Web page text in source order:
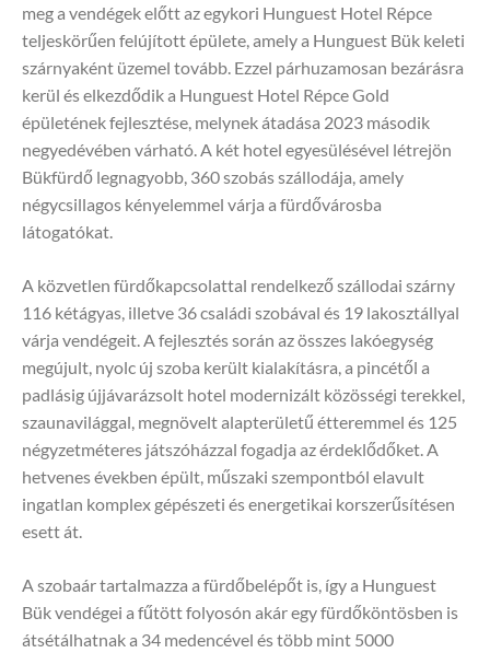
meg a vendégek előtt az egykori Hunguest Hotel Répce
teljeskörűen felújított épülete, amely a Hunguest Bük keleti
szárnyaként üzemel tovább. Ezzel párhuzamosan bezárásra
kerül és elkezdődik a Hunguest Hotel Répce Gold
épületének fejlesztése, melynek átadása 2023 második
negyedévében várható. A két hotel egyesülésével létrejön
Bükfürdő legnagyobb, 360 szobás szállodája, amely
négycsillagos kényelemmel várja a fürdővárosba
látogatókat.
A közvetlen fürdőkapcsolattal rendelkező szállodai szárny
116 kétágyas, illetve 36 családi szobával és 19 lakosztállyal
várja vendégeit. A fejlesztés során az összes lakóegység
megújult, nyolc új szoba került kialakításra, a pincétől a
padlásig újjávarázsolt hotel modernizált közösségi terekkel,
szaunavilággal, megnövelt alapterületű étteremmel és 125
négyzetméteres játszóházzal fogadja az érdeklődőket. A
hetvenes években épült, műszaki szempontból elavult
ingatlan komplex gépészeti és energetikai korszerűsítésen
esett át.
A szobaár tartalmazza a fürdőbelépőt is, így a Hunguest
Bük vendégei a fűtött folyosón akár egy fürdőköntösben is
átsétálhatnak a 34 medencével és több mint 5000